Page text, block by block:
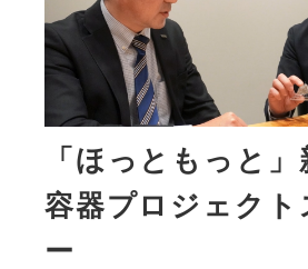
「ほっともっと
容器プロジェクト
ー